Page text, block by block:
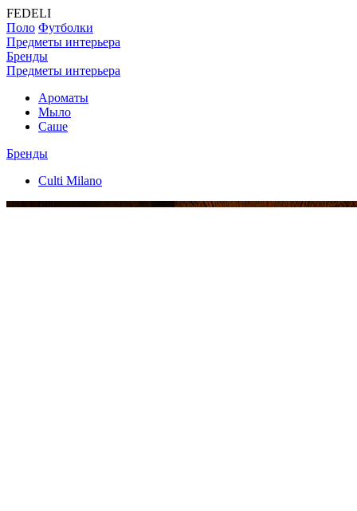
FEDELI
Поло Футболки
Предметы интерьера
Бренды
Предметы интерьера
Ароматы
Мыло
Саше
Бренды
Culti Milano